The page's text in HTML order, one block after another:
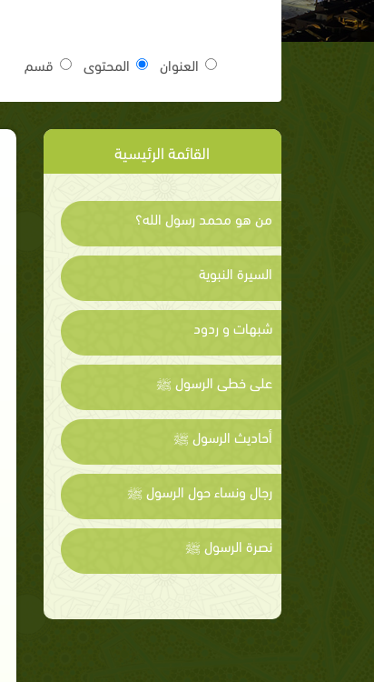
العنوان المحتوى قسم
القائمة الرئيسية
من هو محمد رسول الله؟
السيرة النبوية
شبهات و ردود
على خطى الرسول ﷺ
أحاديث الرسول ﷺ
رجال ونساء حول الرسول ﷺ
نصرة الرسول ﷺ